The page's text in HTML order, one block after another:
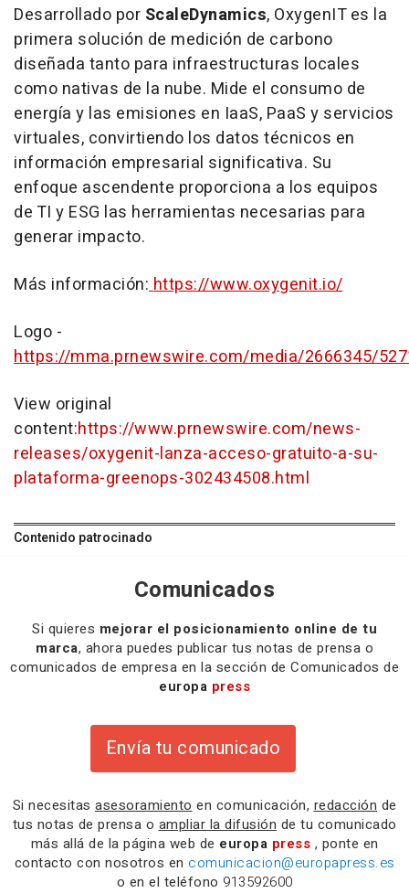
Desarrollado por ScaleDynamics, OxygenIT es la
primera solución de medición de carbono
diseñada tanto para infraestructuras locales
como nativas de la nube. Mide el consumo de
energía y las emisiones en IaaS, PaaS y servicios
virtuales, convirtiendo los datos técnicos en
información empresarial significativa. Su
enfoque ascendente proporciona a los equipos
de TI y ESG las herramientas necesarias para
generar impacto.
Más información: https://www.oxygenit.io/
Logo -
https://mma.prnewswire.com/media/2666345/
View original
content:https://www.prnewswire.com/news-
releases/oxygenit-lanza-acceso-gratuito-a-su-
plataforma-greenops-302434508.html
Contenido patrocinado
Comunicados
Si quieres mejorar el posicionamiento online de tu
marca, ahora puedes publicar tus notas de prensa o
comunicados de empresa en la sección de Comunicados de
europa press
Envía tu comunicado
Si necesitas asesoramiento en comunicación, redacción de
tus notas de prensa o ampliar la difusión de tu comunicado
más allá de la página web de europa press , ponte en
contacto con nosotros en comunicacion@europapress.es
o en el teléfono 913592600